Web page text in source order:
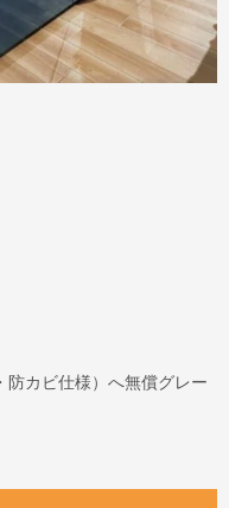
防カビ仕様）へ無償グレー